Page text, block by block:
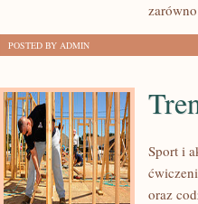
POSTED BY ADMIN
Sport i
oraz